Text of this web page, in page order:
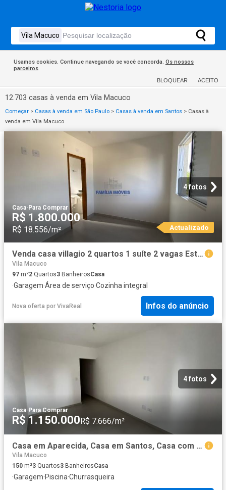
Usamos cookies. Continue navegando se você concorda. Os nossos
parceiros
BLOQUEAR ACEITO
12.703 casas à venda em Vila Macuco
Começar > Casas à venda em São Paulo > Casas à venda em Santos > Casas à
venda em Vila Macuco
4 fotos
Casa· Para Comprar
R$ 1.800.000
R$ 18.556/m² Actualizado
Venda casa villagio 2 quartos 1 suíte 2 vagas Estuário Santos SP
Vila Macuco
97 m²2 Quartos3 BanheirosCasa
·Garagem·Área de serviço·Cozinha integral
Nova oferta por VivaReal Infos do anúncio
4 fotos
Casa·Para Comprar
R$ 1.150.000R$ 7.666/m²
Casa em Aparecida, Casa em Santos, Casa com 3 dorms, Casa à Venda em Aparecida, Casa à Venda com 3 d
Vila Macuco
150 m²3 Quartos3 BanheirosCasa
·Garagem·Piscina·Churrasqueira